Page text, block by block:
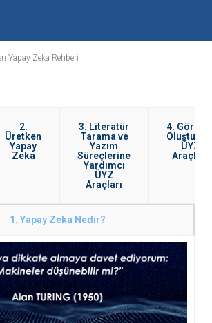
Yapay Zeka Rehberi
2.
Üretken
Yapay
Zeka
3. Literatür
Tarama ve
Yazım
Süreçlerine
Yardımcı
ÜYZ
Araçları
4.
ÜYZ
Araçları
1. Yapay Zeka Nedir?